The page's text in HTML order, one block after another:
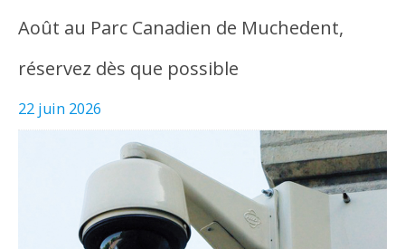
Août au Parc Canadien de Muchedent,
réservez dès que possible
22 juin 2026